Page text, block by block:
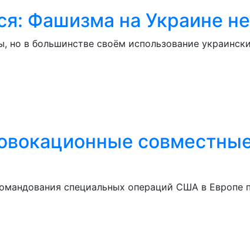
Фашизма на Украине
но в большинстве своём использование
специальных операций США в